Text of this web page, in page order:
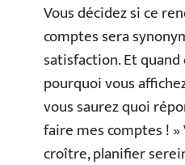
Vous décidez si ce
comptes sera
satisfaction. Et
pourquoi vous
vous saurez quoi
faire mes comptes !
croître, planifier